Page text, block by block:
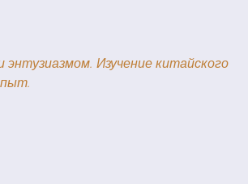
когда-нибудь буду думать на
нас к тому, чтобы мы